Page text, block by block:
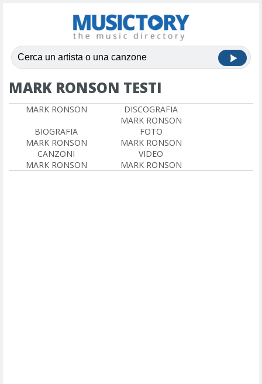
MARK RONSON TESTI
MARK RONSON
DISCOGRAFIA
MARK RONSON
BIOGRAFIA
MARK RONSON
FOTO
MARK RONSON
CANZONI
MARK RONSON
VIDEO
MARK RONSON